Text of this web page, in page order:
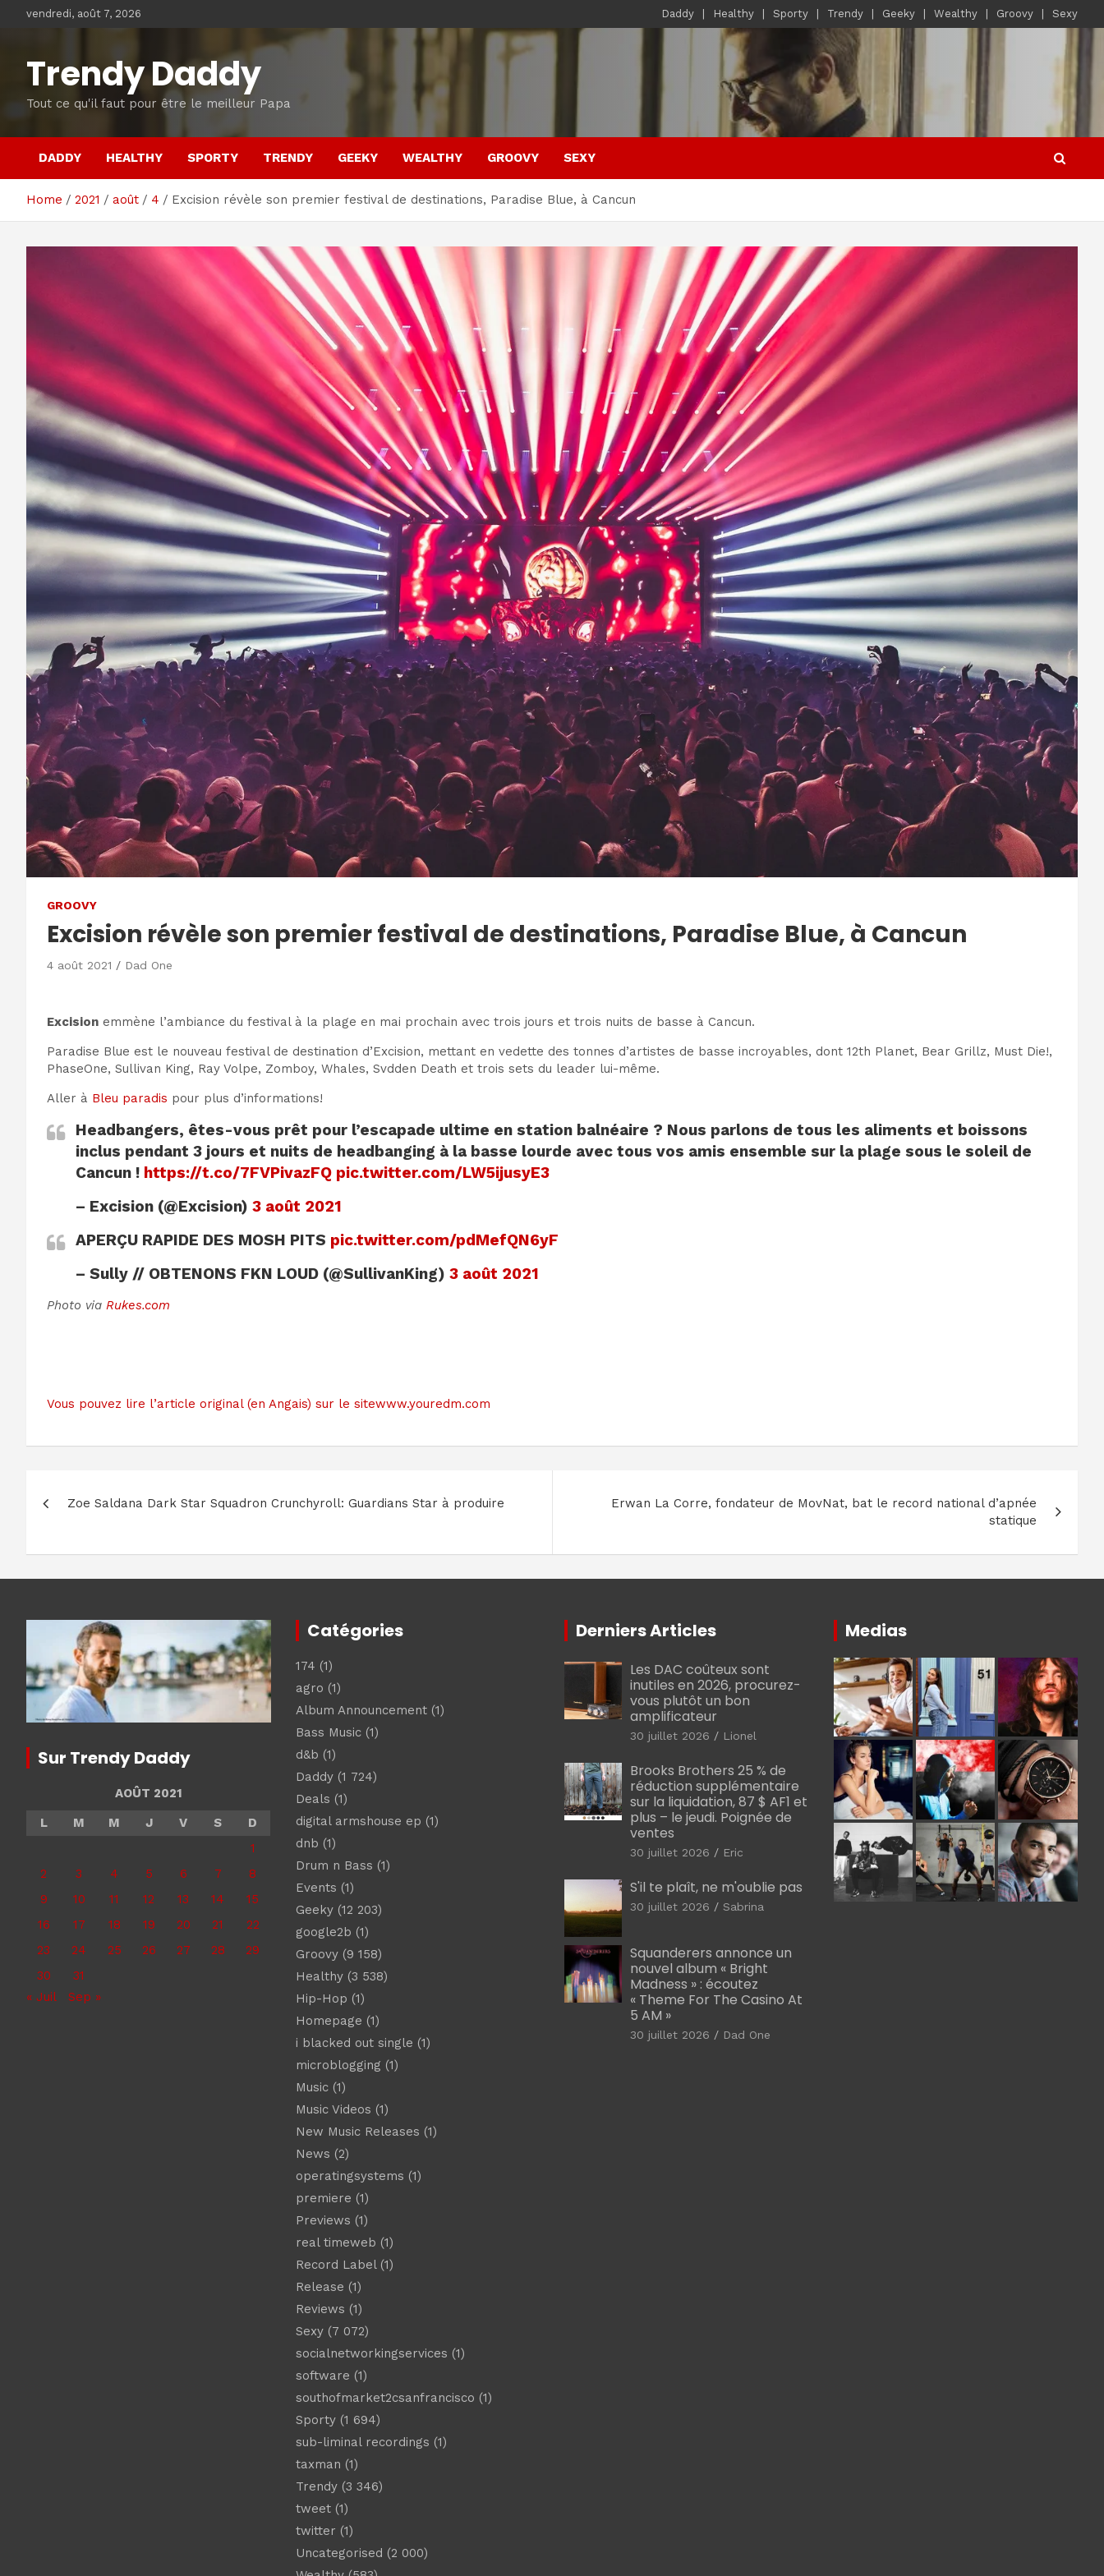
vendredi, août 7, 2026 Daddy Healthy Sporty Trendy Geeky Wealthy Groovy Sexy
Trendy Daddy
Tout ce qu'il faut pour être le meilleur Papa
DADDY HEALTHY SPORTY TRENDY GEEKY WEALTHY GROOVY SEXY
Home 2021 août 4 Excision révèle son premier festival de destinations, Paradise Blue, à Cancun
GROOVY
Excision révèle son premier festival de destinations, Paradise Blue, à Cancun
4 août 2021 Dad One
Excision emmène l’ambiance du festival à la plage en mai prochain avec trois jours et trois nuits de basse à Cancun.
Paradise Blue est le nouveau festival de destination d’Excision, mettant en vedette des tonnes d’artistes de basse incroyables, dont 12th Planet, Bear Grillz, Must Die!,
PhaseOne, Sullivan King, Ray Volpe, Zomboy, Whales, Svdden Death et trois sets du leader lui-même.
Aller à Bleu paradis pour plus d’informations!
Headbangers, êtes-vous prêt pour l’escapade ultime en station balnéaire ? Nous parlons de tous les aliments et boissons
inclus pendant 3 jours et nuits de headbanging à la basse lourde avec tous vos amis ensemble sur la plage sous le soleil de
Cancun ! https://t.co/7FVPivazFQ pic.twitter.com/LW5ijusyE3
– Excision (@Excision) 3 août 2021
APERÇU RAPIDE DES MOSH PITS pic.twitter.com/pdMefQN6yF
– Sully // OBTENONS FKN LOUD (@SullivanKing) 3 août 2021
Photo via Rukes.com
Vous pouvez lire l’article original (en Angais) sur le sitewww.youredm.com
de
l’article
Zoe Saldana Dark Star Squadron Crunchyroll: Guardians Star à produire
Erwan La Corre, fondateur de MovNat, bat le record national d’apnée
statique
Sur Trendy Daddy
AOÛT 2021
L
M M J V S
D
1
2
3 4 5 6 7
8
9
10 11 12 13 14
15
16
17 18 19 20 21
22
23
24 25 26 27 28
29
30
31
« Juil
Sep »
Catégories
174 (1)
agro (1)
Album Announcement(1)
Bass Music(1)
d&b (1)
Daddy(1 724)
Deals (1)
digital armshouse ep (1)
dnb (1)
Drum n Bass (1)
Events (1)
Geeky(12 203)
google2b (1)
Groovy(9 158)
Healthy(3 538)
Hip-Hop (1)
Homepage (1)
i blacked out single (1)
microblogging (1)
Music(1)
Music Videos (1)
New Music Releases (1)
News (2)
operatingsystems (1)
premiere (1)
Previews (1)
real timeweb (1)
Record Label(1)
Release (1)
Reviews (1)
Sexy(7 072)
socialnetworkingservices (1)
software (1)
southofmarket2csanfrancisco (1)
Sporty(1 694)
sub-liminal recordings (1)
taxman (1)
Trendy(3 346)
tweet(1)
twitter (1)
Uncategorised (2 000)
Derniers Articles
Les DAC coûteux sont
inutiles en 2026, procurez-
vous plutôt un bon
amplificateur
30 juillet 2026 Lionel
Brooks Brothers 25 % de
réduction supplémentaire
sur la liquidation, 87 $ AF1 et
plus – le jeudi. Poignée de
ventes
30 juillet 2026 Eric
S'il te plaît, ne m'oublie pas
30 juillet 2026 Sabrina
Squanderers annonce un
nouvel album « Bright
Madness » : écoutez
« Theme For The Casino At
5 AM »
30 juillet 2026 Dad One
Medias